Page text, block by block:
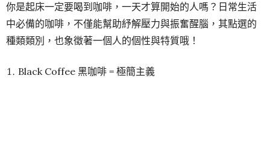
你是起床一定要喝到咖啡，一天才算開始的人嗎？日常生活
中必備的咖啡，不僅能幫助紓解壓力與振奮醒腦，其點選的
種類類別，也象徵著一個人的個性與特質哦！
Black Coffee 黑咖啡 = 極簡主義